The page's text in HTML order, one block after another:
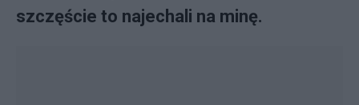
szczęście to najechali na minę.